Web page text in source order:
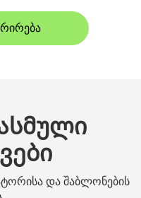
და შაბლონების